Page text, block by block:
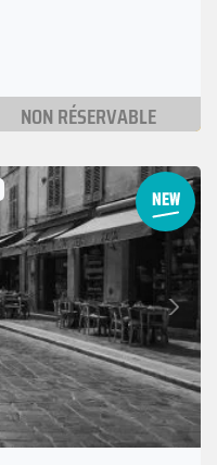
NON RÉSERVABLE
Suivant